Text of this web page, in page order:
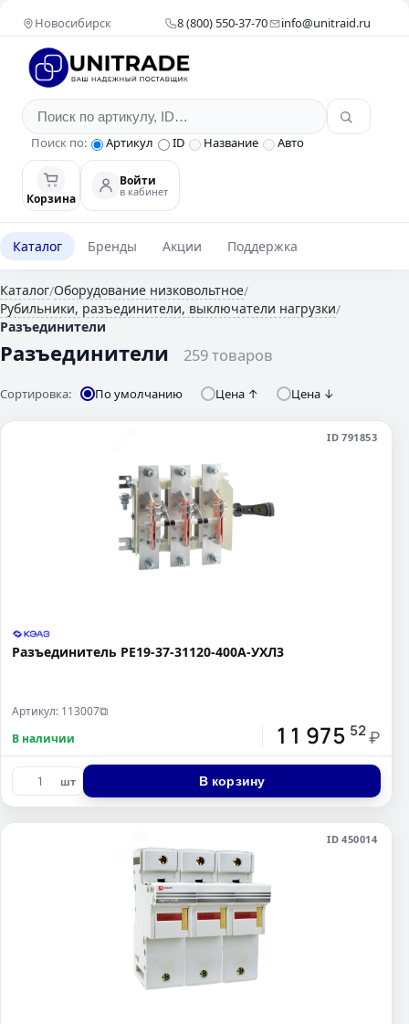
Новосибирск 8 (800) 550-37-70 info@unitraid.ru
Поиск по: Артикул ID Название Авто
Корзина
Войти
в кабинет
Каталог Бренды Акции Поддержка
Каталог/Оборудование низковольтное/
Рубильники, разъединители, выключатели нагрузки/
Разъединители
Разъединители 259 товаров
Сортировка: По умолчанию Цена ↑ Цена ↓
ID 791853
Разъединитель РЕ19-37-31120-400А-УХЛ3
Артикул: 113007⧉
В наличии 11 975 52 ₽
шт В корзину
ID 450014